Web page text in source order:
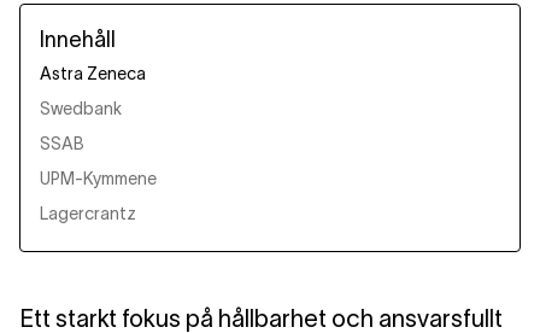
Innehåll
Astra Zeneca
Swedbank
SSAB
UPM-Kymmene
Lagercrantz
Ett starkt fokus på hållbarhet och ansvarsfullt